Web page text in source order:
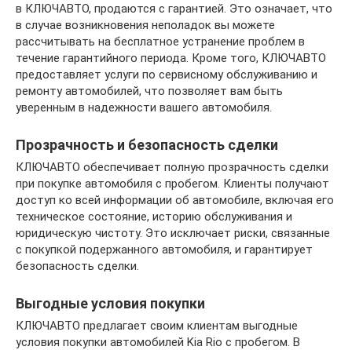
в КЛЮЧАВТО, продаются с гарантией. Это означает, что
в случае возникновения неполадок вы можете
рассчитывать на бесплатное устранение проблем в
течение гарантийного периода. Кроме того, КЛЮЧАВТО
предоставляет услуги по сервисному обслуживанию и
ремонту автомобилей, что позволяет вам быть
уверенным в надежности вашего автомобиля.
Прозрачность и безопасность сделки
КЛЮЧАВТО обеспечивает полную прозрачность сделки
при покупке автомобиля с пробегом. Клиенты получают
доступ ко всей информации об автомобиле, включая его
техническое состояние, историю обслуживания и
юридическую чистоту. Это исключает риски, связанные
с покупкой подержанного автомобиля, и гарантирует
безопасность сделки.
Выгодные условия покупки
КЛЮЧАВТО предлагает своим клиентам выгодные
условия покупки автомобилей Kia Rio с пробегом. В